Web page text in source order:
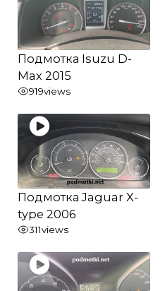
Подмотка Isuzu D-
Max 2015
919views
Подмотка Jaguar X-
type 2006
311views